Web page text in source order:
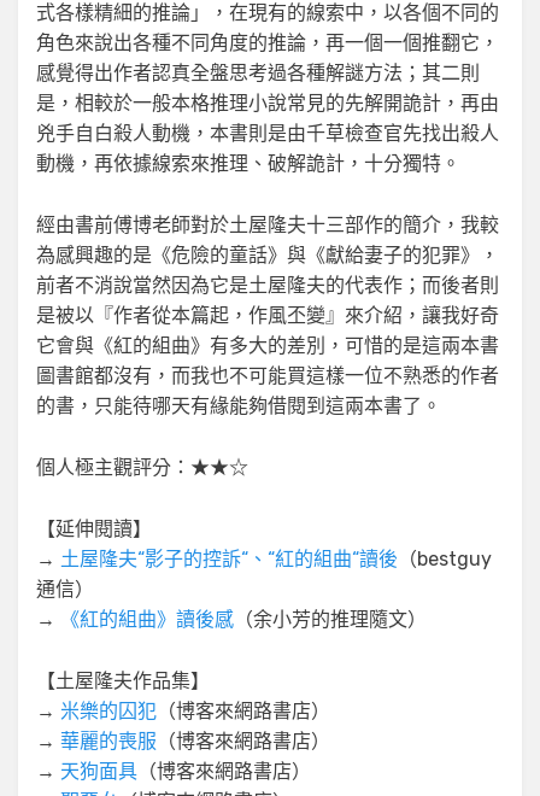
式各樣精細的推論」，在現有的線索中，以各個不同的
角色來說出各種不同角度的推論，再一個一個推翻它，
感覺得出作者認真全盤思考過各種解謎方法；其二則
是，相較於一般本格推理小說常見的先解開詭計，再由
兇手自白殺人動機，本書則是由千草檢查官先找出殺人
動機，再依據線索來推理、破解詭計，十分獨特。
經由書前傅博老師對於土屋隆夫十三部作的簡介，我較
為感興趣的是《危險的童話》與《獻給妻子的犯罪》，
前者不消說當然因為它是土屋隆夫的代表作；而後者則
是被以『作者從本篇起，作風丕變』來介紹，讓我好奇
它會與《紅的組曲》有多大的差別，可惜的是這兩本書
圖書館都沒有，而我也不可能買這樣一位不熟悉的作者
的書，只能待哪天有緣能夠借閱到這兩本書了。
個人極主觀評分：★★☆
【延伸閱讀】
→ 土屋隆夫“影子的控訴“、“紅的組曲“讀後 （bestguy
通信）
→
《紅的組曲》讀後感 （余小芳的推理隨文）
【土屋隆夫作品集】
→ 米樂的囚犯 （博客來網路書店）
→ 華麗的喪服 （博客來網路書店）
→ 天狗面具 （博客來網路書店）